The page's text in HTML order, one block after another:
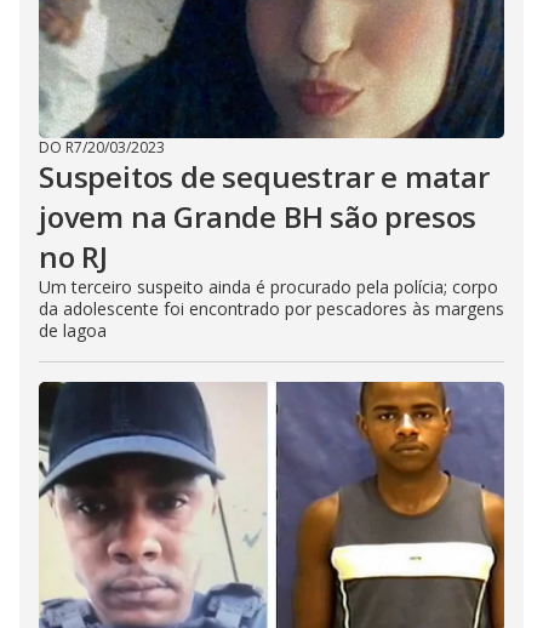
DO R7/20/03/2023
Suspeitos de sequestrar e matar
jovem na Grande BH são presos
no RJ
Um terceiro suspeito ainda é procurado pela polícia; corpo
da adolescente foi encontrado por pescadores às margens
de lagoa